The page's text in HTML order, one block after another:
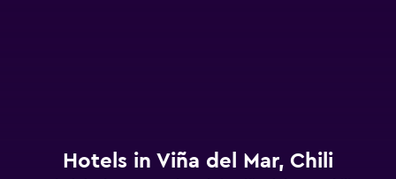
Hotels in Viña del Mar, Chili